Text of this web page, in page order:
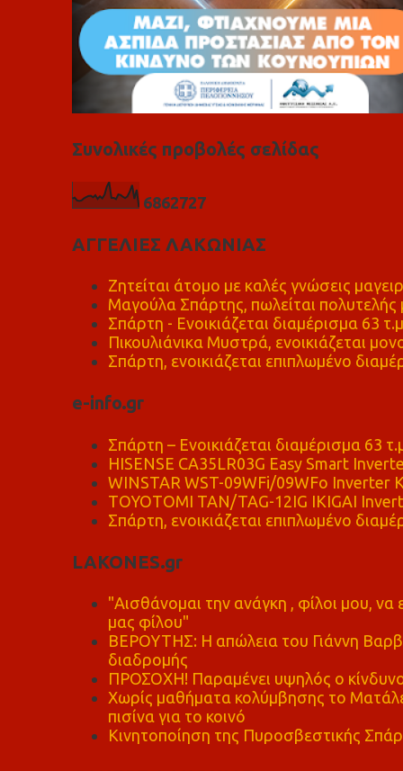
Συνολικές προβολές σελίδας
6862727
ΑΓΓΕΛΙΕΣ ΛΑΚΩΝΙΑΣ
Ζητείται άτομο με καλές γνώσεις
Μαγούλα Σπάρτης, πωλείται πολυτελής
Σπάρτη - Ενοικιάζεται διαμέρισμα 63 τ.μ
Πικουλιάνικα Μυστρά, ενοικιάζεται
Σπάρτη, ενοικιάζεται επιπλωμένο
e-info.gr
Σπάρτη – Ενοικιάζεται διαμέρισμα 63
HISENSE CA35LR03G Easy Smart
WINSTAR WST-09WFi/09WFo Inverter
TOYOTOMI TAN/TAG-12IG IKIGAI
Σπάρτη, ενοικιάζεται επιπλωμένο
LAKONES.gr
"Αισθάνομαι την ανάγκη , φίλοι μου,
μας φίλου"
ΒΕΡΟΥΤΗΣ: Η απώλεια του Γιάννη
διαδρομής
ΠΡΟΣΟΧΗ! Παραμένει υψηλός ο
Χωρίς μαθήματα κολύμβησης το
πισίνα για το κοινό
Κινητοποίηση της Πυροσβεστικής